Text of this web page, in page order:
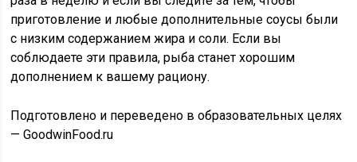
приготовление и любые дополнительные соусы были
с низким содержанием жира и соли. Если вы
соблюдаете эти правила, рыба станет хорошим
дополнением к вашему рациону.
Подготовлено и переведено в образовательных целях
— GoodwinFood.ru